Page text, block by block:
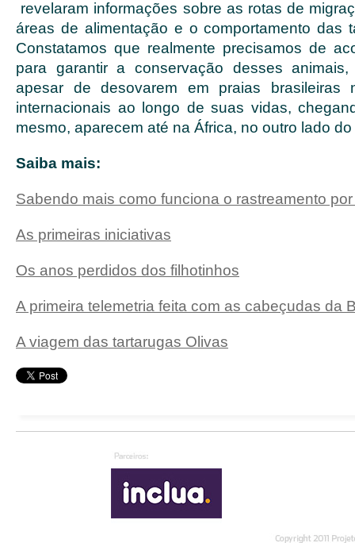
revelaram informações sobre as rotas de
áreas de alimentação e o comportamento das
Constatamos que realmente precisamos de
para garantir a conservação desses
apesar de desovarem em praias brasileiras
internacionais ao longo de suas vidas,
mesmo, aparecem até na África, no outro lado do
Saiba mais:
Sabendo mais como funciona o rastreamento
As primeiras iniciativas
Os anos perdidos dos filhotinhos
A primeira telemetria feita com as cabeçudas da
A viagem das tartarugas Olivas